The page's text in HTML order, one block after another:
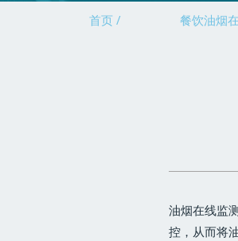
首页 / 餐饮油烟
油烟在线监
控，从而将